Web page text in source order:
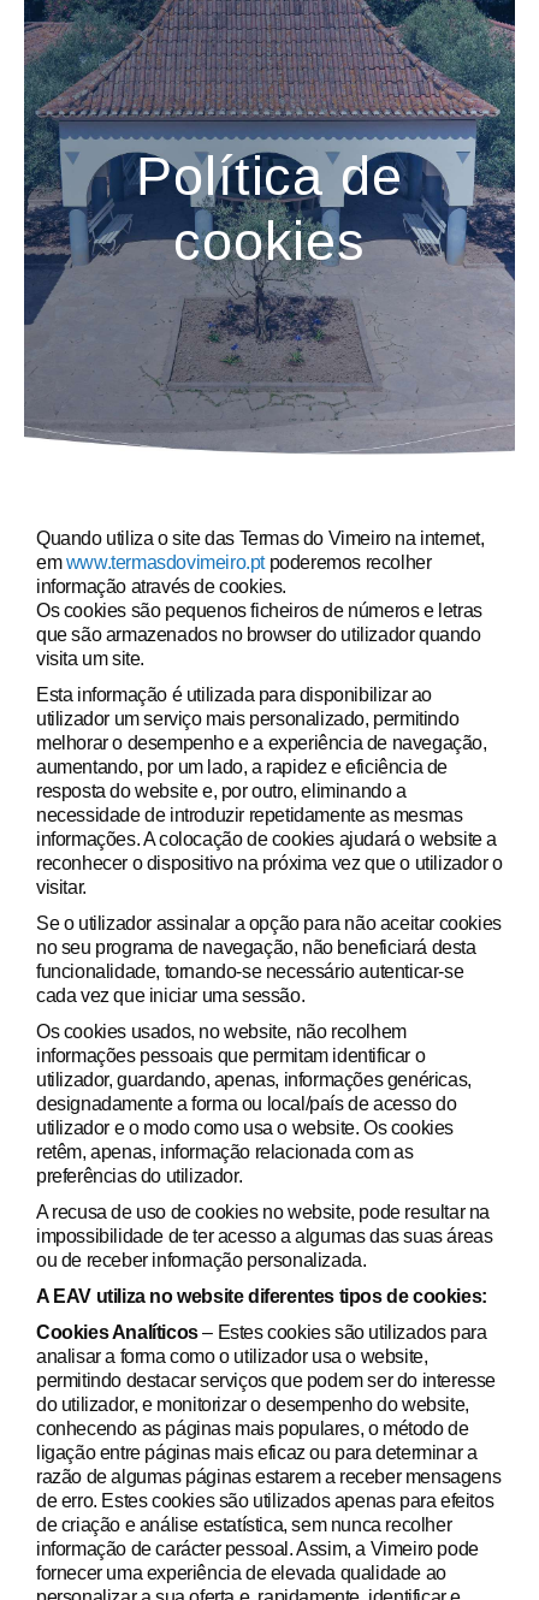
Política de
cookies
Quando utiliza o site das Termas do Vimeiro na internet,
emwww.termasdovimeiro.ptpoderemos recolher
informação através de cookies.
Os cookies são pequenos ficheiros de números e letras
que são armazenados no browser do utilizador quando
visita um site.
Esta informação é utilizada para disponibilizar ao
utilizador um serviço mais personalizado, permitindo
melhorar o desempenho e a experiência de navegação,
aumentando, por um lado, a rapidez e eficiência de
resposta do website e, por outro, eliminando a
necessidade de introduzir repetidamente as mesmas
informações. A colocação de cookies ajudará o website a
reconhecer o dispositivo na próxima vez que o utilizador o
visitar.
Se o utilizador assinalar a opção para não aceitar cookies
no seu programa de navegação, não beneficiará desta
funcionalidade, tornando-se necessário autenticar-se
cada vez que iniciar uma sessão.
Os cookies usados, no website, não recolhem
informações pessoais que permitam identificar o
utilizador, guardando, apenas, informações genéricas,
designadamente a forma ou local/país de acesso do
utilizador e o modo como usa o website. Os cookies
retêm, apenas, informação relacionada com as
preferências do utilizador.
A recusa de uso de cookies no website, pode resultar na
impossibilidade de ter acesso a algumas das suas áreas
ou de receber informação personalizada.
A EAV utiliza no website diferentes tipos de cookies:
Cookies Analíticos– Estes cookies são utilizados para
analisar a forma como o utilizador usa o website,
permitindo destacar serviços que podem ser do interesse
do utilizador, e monitorizar o desempenho do website,
conhecendo as páginas mais populares, o método de
ligação entre páginas mais eficaz ou para determinar a
razão de algumas páginas estarem a receber mensagens
de erro. Estes cookies são utilizados apenas para efeitos
de criação e análise estatística, sem nunca recolher
informação de carácter pessoal. Assim, a Vimeiro pode
fornecer uma experiência de elevada qualidade ao